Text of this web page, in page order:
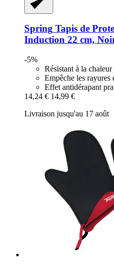
Spring Tapis de
Induction 22 cm,
-5%
Résistant à la
Empêche les rayures
Effet antidérapant
14,24 € 14,99 €
Livraison jusqu'au 17 août